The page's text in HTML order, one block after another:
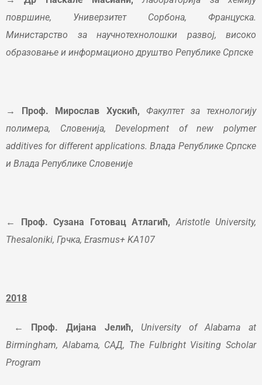
површине,
Универзитет Сорбона, Француска.
Mинистарство за научнотехнолошки развој, високо
образовање и информационо друштво Републике Српске
→ Проф. Мирослав Хускић, Факултет за технологију
полимера, Словенија, Development of new polymer
additives for differentapplications. Влада Републике Српске
и Влада Републике Словеније
← Проф. Сузана Готовац Атлагић, Aristotle University,
Thesaloniki, Грчка, Erasmus+ KA107
2018
← Проф. Дијана Јелић,
University of Alabama at
Birmingham, Alabama, САД, The Fulbright Visiting Scholar
Program